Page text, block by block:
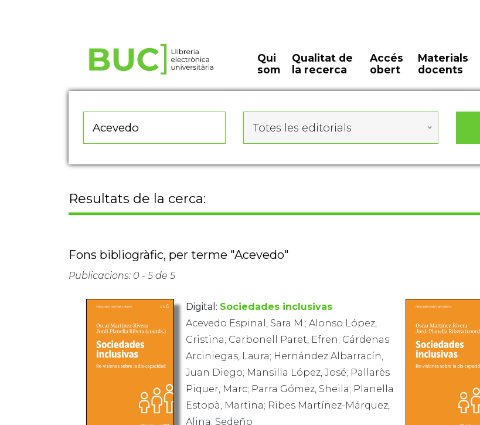
Qui
som
Qualitat de
la recerca
Accés
obert
Materials
docents
Totes les editorials
Resultats de la cerca:
Fons bibliogràfic, per terme "Acevedo"
Publicacions: 0 - 5 de 5
Digital: Sociedades inclusivas
Acevedo Espinal, Sara M.; Alonso López,
Cristina; Carbonell Paret, Efren; Cárdenas
Arciniegas, Laura; Hernández Albarracín,
Juan Diego; Mansilla López, José; Pallarès
Piquer, Marc; Parra Gómez, Sheila; Planella
Estopà, Martina; Ribes Martínez-Márquez,
Alina; Sedeño